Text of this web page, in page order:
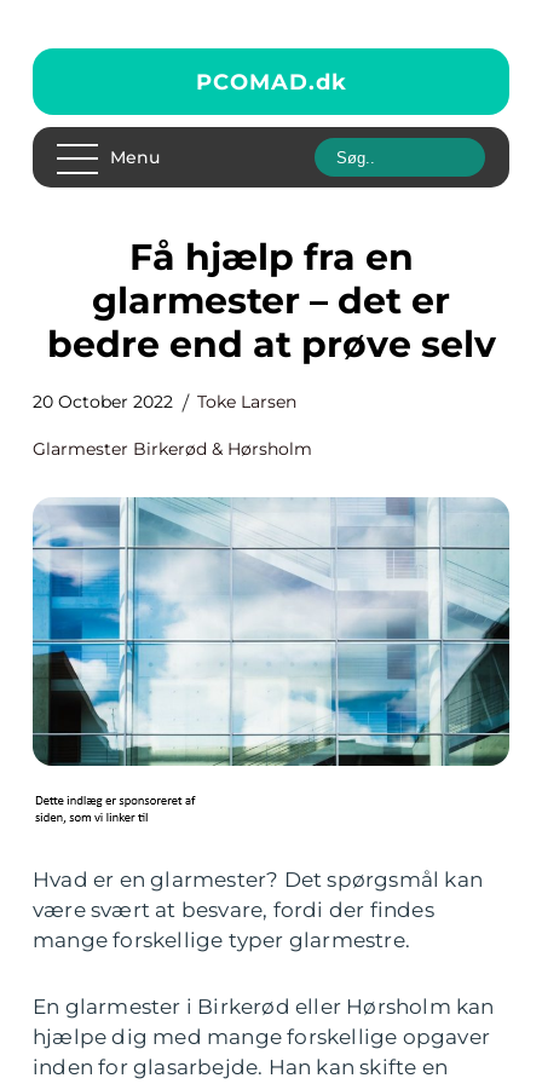
PCOMAD.dk
Menu
Få hjælp fra en
glarmester – det er
bedre end at prøve selv
20 October 2022 Toke Larsen
Glarmester Birkerød & Hørsholm
Hvad er en glarmester? Det spørgsmål kan
være svært at besvare, fordi der findes
mange forskellige typer glarmestre.
En glarmester i Birkerød eller Hørsholm kan
hjælpe dig med mange forskellige opgaver
inden for glasarbejde. Han kan skifte en